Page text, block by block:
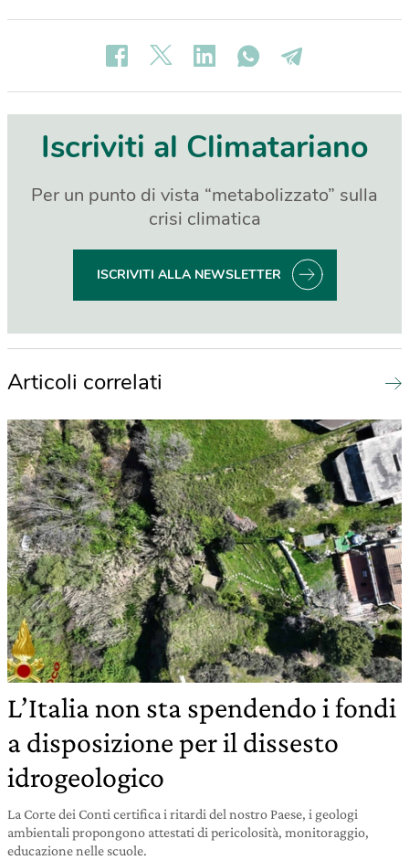
Iscriviti al Climatariano
Per un punto di vista “metabolizzato” sulla
crisi climatica
ISCRIVITI ALLA NEWSLETTER
Articoli correlati
L’Italia non sta spendendo i fondi
a disposizione per il dissesto
idrogeologico
La Corte dei Conti certifica i ritardi del nostro Paese, i geologi
ambientali propongono attestati di pericolosità, monitoraggio,
educazione nelle scuole.